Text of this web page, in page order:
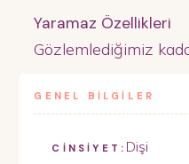
Yaramaz Özellikleri
Gözlemlediğimiz
GENEL BİLGİLER
CİNSİYET: Dişi